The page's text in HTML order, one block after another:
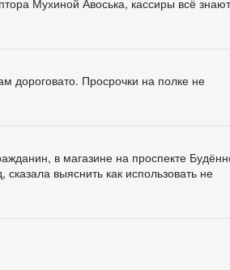
дороговато. Просрочки на полке не
в магазине на проспекте
выяснить как использовать не